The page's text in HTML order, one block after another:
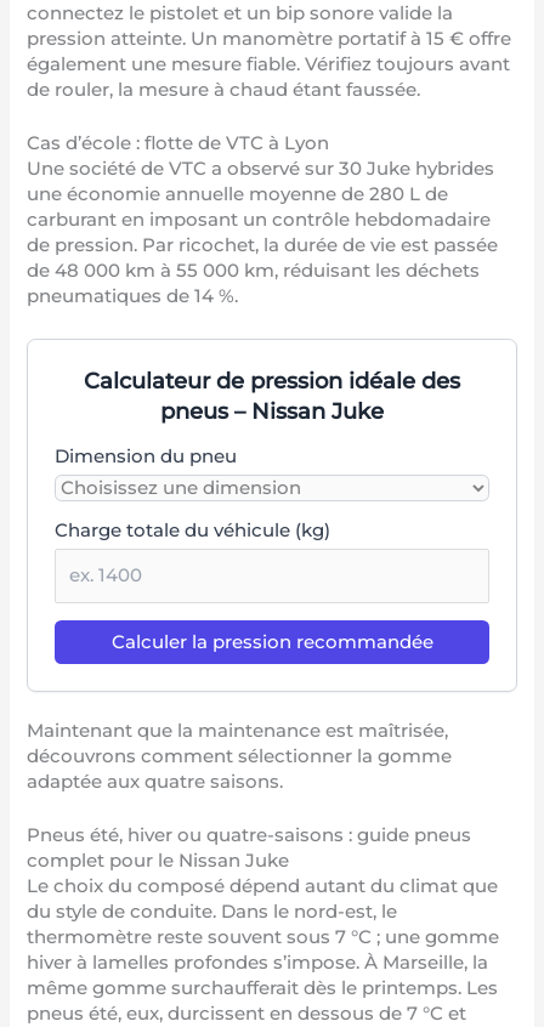
connectez le pistolet et un bip sonore valide la
pression atteinte. Un manomètre portatif à 15 € offre
également une mesure fiable. Vérifiez toujours avant
de rouler, la mesure à chaud étant faussée.
Cas d’école : flotte de VTC à Lyon
Une société de VTC a observé sur 30 Juke hybrides
une économie annuelle moyenne de 280 L de
carburant en imposant un contrôle hebdomadaire
de pression. Par ricochet, la durée de vie est passée
de 48 000 km à 55 000 km, réduisant les déchets
pneumatiques de 14 %.
Calculateur de pression idéale des
pneus – Nissan Juke
Dimension du pneu
Charge totale du véhicule (kg)
Calculer la pression recommandée
Maintenant que la maintenance est maîtrisée,
découvrons comment sélectionner la gomme
adaptée aux quatre saisons.
Pneus été, hiver ou quatre-saisons : guide pneus
complet pour le Nissan Juke
Le choix du composé dépend autant du climat que
du style de conduite. Dans le nord-est, le
thermomètre reste souvent sous 7 °C ; une gomme
hiver à lamelles profondes s’impose. À Marseille, la
même gomme surchaufferait dès le printemps. Les
pneus été, eux, durcissent en dessous de 7 °C et